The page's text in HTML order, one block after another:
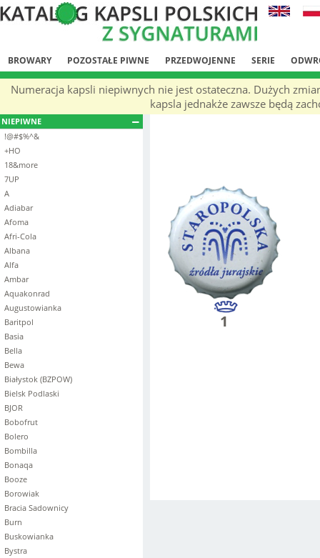
BROWARY POZOSTAŁE PIWNE PRZEDWOJENNE SERIE
Numeracja kapsli niepiwnych nie jest ostateczna. Dużych
kapsla jednakże zawsze będą
NIEPIWNE
!@#$%^&
+HO
18&more
7UP
A
Adiabar
Afoma
Afri-Cola
Albana
Alfa
Ambar
Aquakonrad
Augustowianka
Baritpol
Basia
Bella
Bewa
Białystok (BZPOW)
Bielsk Podlaski
BJOR
Bobofrut
Bolero
Bombilla
Bonaqa
Booze
Borowiak
Bracia Sadownicy
Burn
Buskowianka
Bystra
1